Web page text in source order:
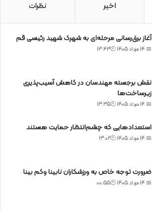
اخیر نظرات
آغاز برق‌رسانی مرحله‌ای به شهرک شهید رئیسی قم
📅 14 مرداد 1405 🕙13:43
نقش برجسته مهندسان در کاهش آسیب‌پذیری
زیرساخت‌ها
📅 14 مرداد 1405 🕙13:35
استعدادهایی که چشم‌انتظار حمایت هستند
📅 14 مرداد 1405 🕙13:02
ضرورت توجه خاص به ورزشکاران نابینا وکم بینا
📅 14 مرداد 1405 🕙00:55